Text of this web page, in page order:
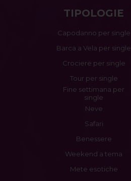
TIPOLOGIE
Capodanno per single
Barca a Vela per single
Crociere per single
Tour per single
Fine settimana per
single
Neve
Safari
Benessere
Weekend a tema
Mete esotiche